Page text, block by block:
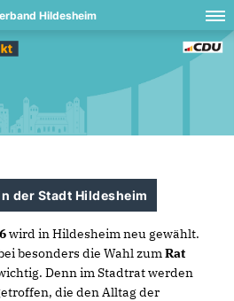
Hildesheim
der Stadt Hildesheim
wird in Hildesheim neu gewählt.
besonders die Wahl zumRat
Denn im Stadtrat werden
die den Alltag der